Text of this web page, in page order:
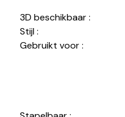
3D beschikbaar :
Stijl :
Gebruikt voor :